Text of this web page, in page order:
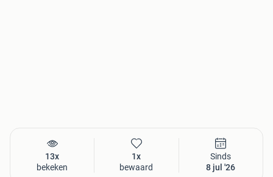
13x
bekeken
1x
bewaard
Sinds
8 jul '26